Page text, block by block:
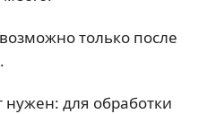
только после
нужен: для обработки